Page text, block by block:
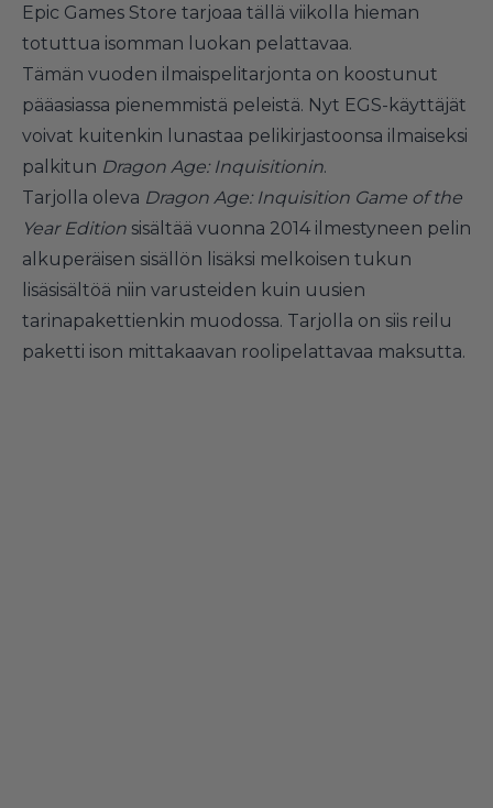
Epic Games Store tarjoaa tällä viikolla hieman
totuttua isomman luokan pelattavaa.
Tämän vuoden ilmaispelitarjonta on koostunut
pääasiassa pienemmistä peleistä. Nyt EGS-käyttäjät
voivat kuitenkin lunastaa pelikirjastoonsa ilmaiseksi
palkitun Dragon Age: Inquisitionin.
Tarjolla oleva Dragon Age: Inquisition Game of the
Year Edition sisältää vuonna 2014 ilmestyneen pelin
alkuperäisen sisällön lisäksi melkoisen tukun
lisäsisältöä niin varusteiden kuin uusien
tarinapakettienkin muodossa. Tarjolla on siis reilu
paketti ison mittakaavan roolipelattavaa maksutta.